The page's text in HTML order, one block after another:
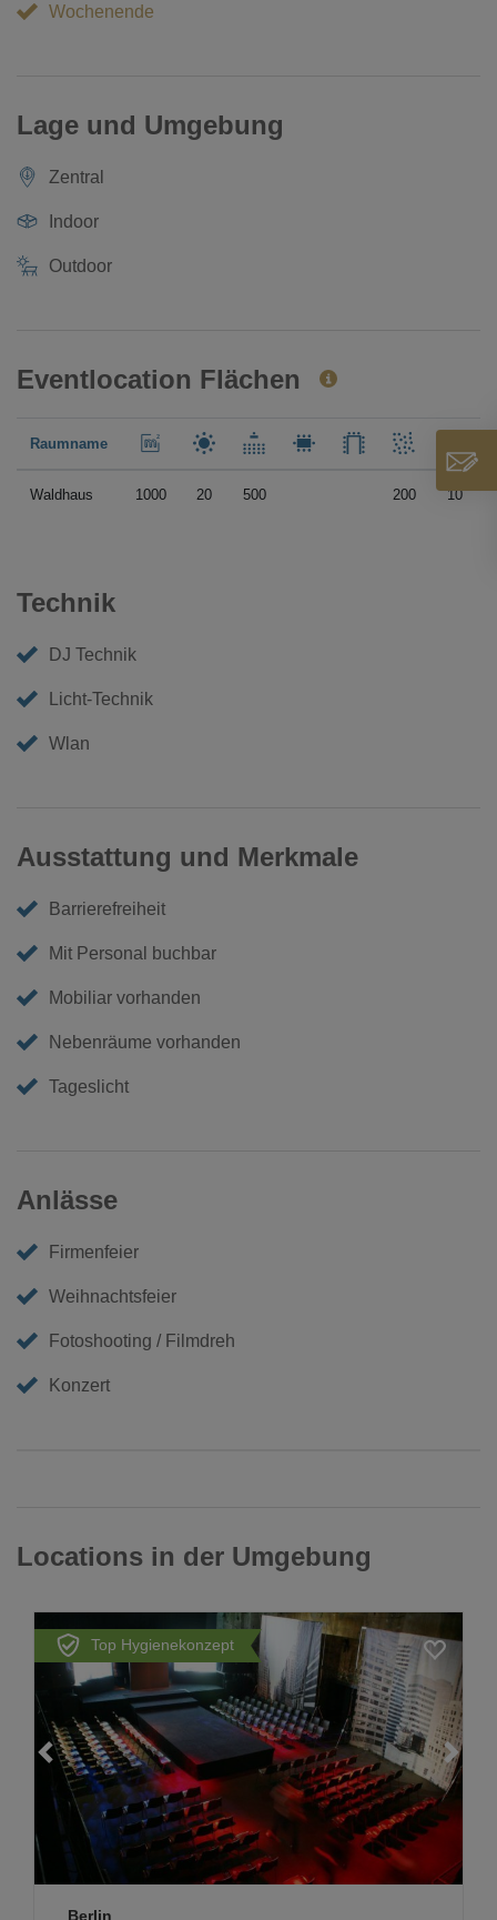
Wochenende
Lage und Umgebung
Zentral
Indoor
Outdoor
Eventlocation Flächen
Raumname
Waldhaus 1000 20 500 200 10
Technik
DJ Technik
Licht-Technik
Wlan
Ausstattung und Merkmale
Barrierefreiheit
Mit Personal buchbar
Mobiliar vorhanden
Nebenräume vorhanden
Tageslicht
Anlässe
Firmenfeier
Weihnachtsfeier
Fotoshooting / Filmdreh
Konzert
Locations in der Umgebung
Top Hygienekonzept
Loading...
Berlin